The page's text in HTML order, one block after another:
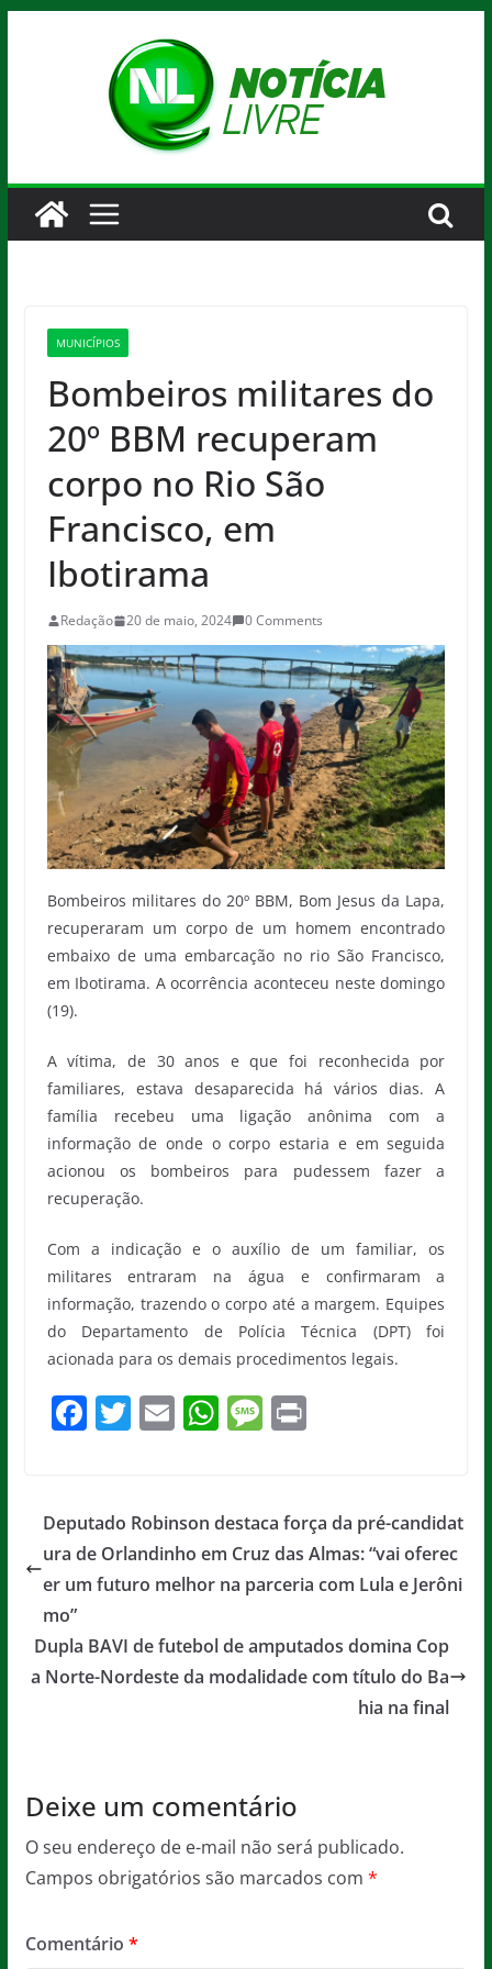
MUNICÍPIOS
Bombeiros militares do
20º BBM recuperam
corpo no Rio São
Francisco, em
Ibotirama
Redação 20 de maio, 2024 0 Comments
Bombeiros militares do 20º BBM, Bom Jesus da Lapa,
recuperaram um corpo de um homem encontrado
embaixo de uma embarcação no rio São Francisco,
em Ibotirama. A ocorrência aconteceu neste domingo
(19).
A vítima, de 30 anos e que foi reconhecida por
familiares, estava desaparecida há vários dias. A
família recebeu uma ligação anônima com a
informação de onde o corpo estaria e em seguida
acionou os bombeiros para pudessem fazer a
recuperação.
Com a indicação e o auxílio de um familiar, os
militares entraram na água e confirmaram a
informação, trazendo o corpo até a margem. Equipes
do Departamento de Polícia Técnica (DPT) foi
acionada para os demais procedimentos legais.
F
e
b
o
k
T
er
E
l
W
s
A
p
M
a
g
e
Pr
Deputado Robinson destaca força da pré-candidat
ura de Orlandinho em Cruz das Almas: “vai oferec
er um futuro melhor na parceria com Lula e Jerôni
mo”
Dupla BAVI de futebol de amputados domina Cop
a Norte-Nordeste da modalidade com título do Ba
hia na final
Deixe um comentário
O seu endereço de e-mail não será publicado.
Campos obrigatórios são marcados com *
Comentário *